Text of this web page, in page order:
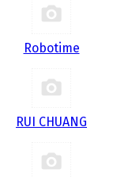
Robotime
RUI CHUANG